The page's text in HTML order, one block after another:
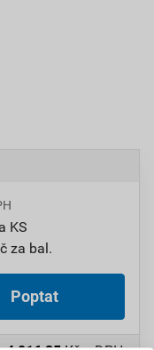
KS
za bal.
Poptat